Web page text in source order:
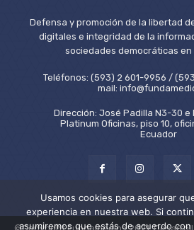
Defensa y promoción de la libertad
digitales e integridad de la
sociedades democráticas en
Teléfonos: (593) 2 601-9956 /
mail:
Dirección: José Padilla N3-30 e
Platinum Oficinas, piso 10,
Ecuador
Usamos cookies para asegurar
experiencia en nuestra web. Si
asumiremos que estás de acuerdo